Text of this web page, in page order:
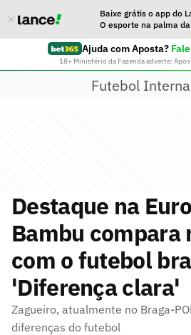
Baixe grátis o app do
O esporte na palma
Ajuda com Aposta?
18+ Ministério da Fazenda adverte:
Futebol
Destaque na
Bambu compara
com o futebol
'Diferença clara'
Zagueiro, atualmente no Braga-
diferenças do futebol